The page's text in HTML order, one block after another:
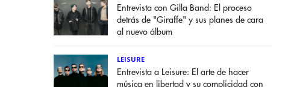
Entrevista con Gilla Band: El proceso
detrás de "Giraffe" y sus planes de cara
al nuevo álbum
LEISURE
Entrevista a Leisure: El arte de hacer
música en libertad y su complicidad con